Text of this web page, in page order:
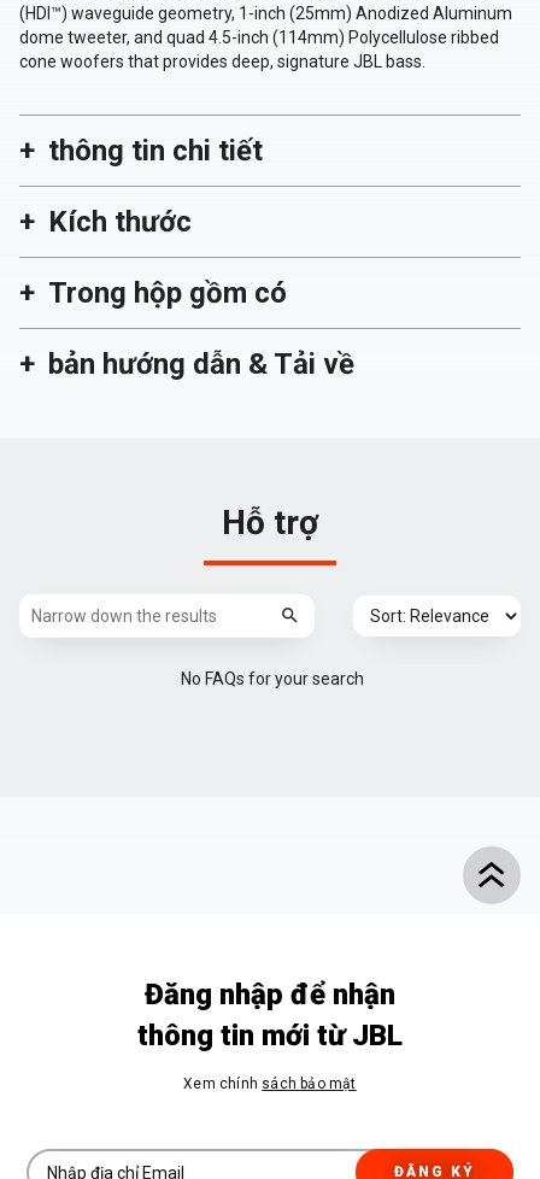
(HDI™) waveguide geometry, 1-inch (25mm) Anodized Aluminum
dome tweeter, and quad 4.5-inch (114mm) Polycellulose ribbed
cone woofers that provides deep, signature JBL bass.
thông tin chi tiết
Kích thước
Trong hộp gồm có
bản hướng dẫn & Tải về
Hỗ trợ
No FAQs for your search
Đăng nhập để nhận
thông tin mới từ JBL
Xem chính sách bảo mật
ĐĂNG KÝ